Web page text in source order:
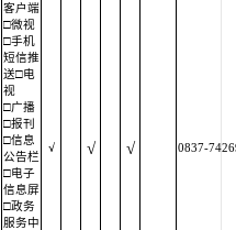
客户端
□微视
□手机
短信推
送□电
视
□广播
□报刊
□信息
公告栏
□电子
信息屏
□政务
服务中
√ √ √ 0837-